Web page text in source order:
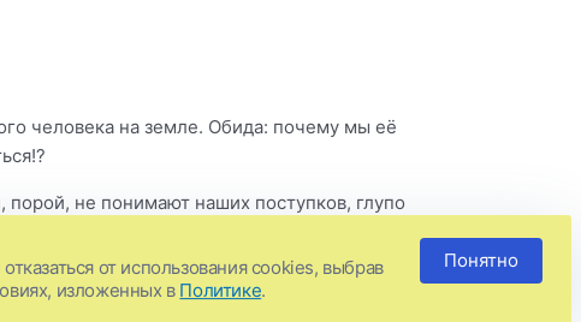
человека на земле. Обида: почему мы её
не понимают наших поступков, глупо
требование. Но так как мы не можем силой
от использования cookies, выбрав
изложенных в Политике.
Понятно